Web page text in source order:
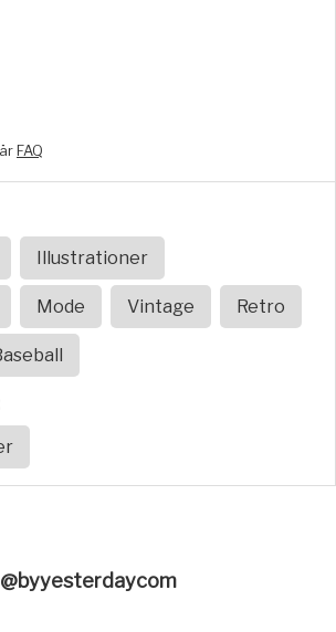
FAQ
Illustrationer
Mode Vintage Retro
@byyesterdaycom